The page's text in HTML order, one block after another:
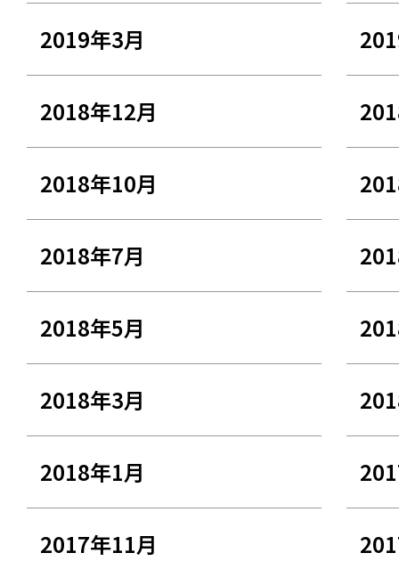
2019年3月
2018年12月
2018年10月
2018年7月
2018年5月
2018年3月
2018年1月
2017年11月